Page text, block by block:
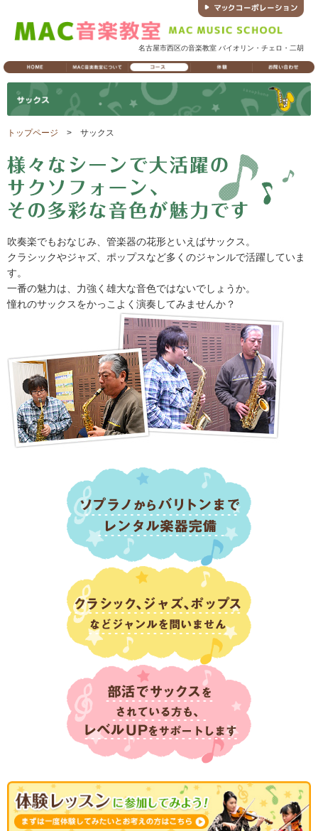
名古屋市西区の音楽教室 バイオリン・チェロ・二胡
トップページ > サックス
吹奏楽でもおなじみ、管楽器の花形といえばサックス。
クラシックやジャズ、ポップスなど多くのジャンルで活躍していま
す。
一番の魅力は、力強く雄大な音色ではないでしょうか。
憧れのサックスをかっこよく演奏してみませんか？